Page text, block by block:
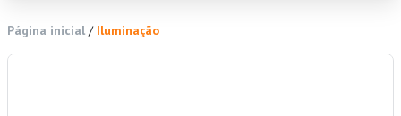
Página inicial / Iluminação